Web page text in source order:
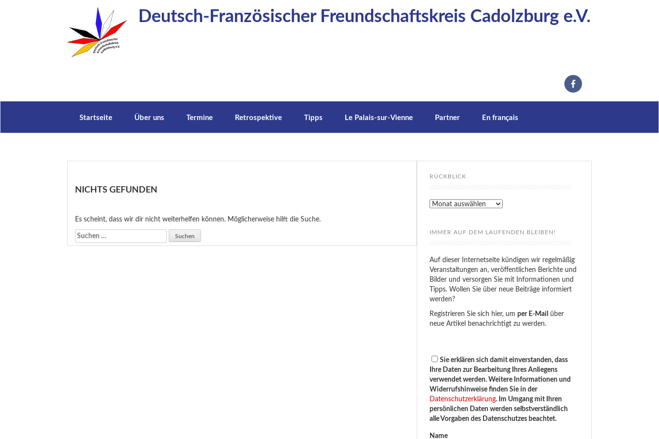
Deutsch-Französischer Freundschaftskreis Cadolzburg e.V.
Startseite Über uns Termine Retrospektive Tipps Le Palais-sur-Vienne Partner En français
NICHTS GEFUNDEN
Es scheint, dass wir dir nicht weiterhelfen können. Möglicherweise hilft die Suche.
Suchen
nach:
RÜCKBLICK
Rückblick
IMMER AUF DEM LAUFENDEN BLEIBEN!
Auf dieser Internetseite kündigen wir regelmäßig
Veranstaltungen an, veröffentlichen Berichte und
Bilder und versorgen Sie mit Informationen und
Tipps. Wollen Sie über neue Beiträge informiert
werden?
Registrieren Sie sich hier, umper E-Mail
über
neue Artikel benachrichtigt zu werden.
Sie erklären sich damit einverstanden, dass
Ihre Daten zur Bearbeitung Ihres Anliegens
verwendet werden. Weitere Informationen und
Widerrufshinweise finden Sie in der
Datenschutzerklärung. Im Umgang mit Ihren
persönlichen Daten werden selbstverständlich
alle Vorgaben des Datenschutzes beachtet.
Name